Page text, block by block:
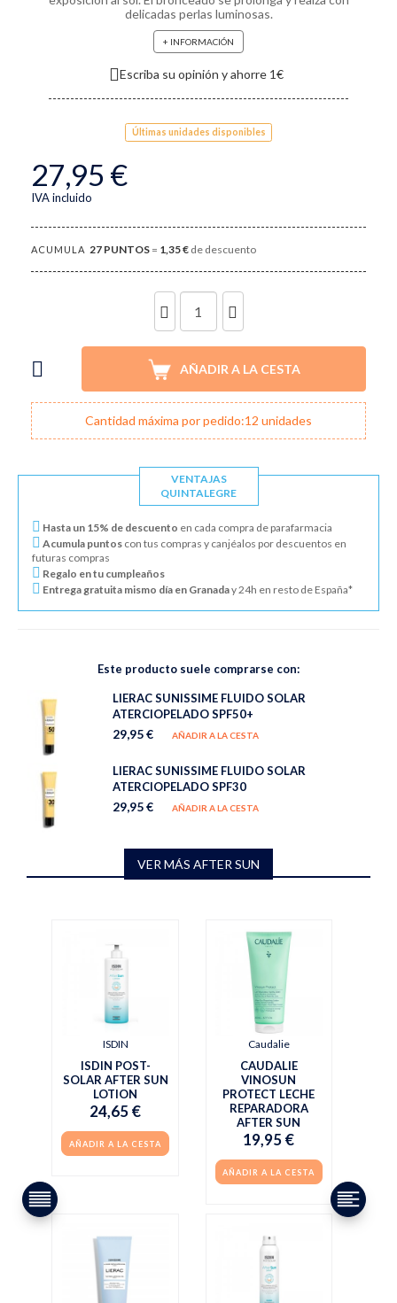
delicadas perlas luminosas.
+ INFORMACIÓN
Escriba su opinión y ahorre 1€
Últimas unidades disponibles
27,95 €
IVA incluido
ACUMULA 27 PUNTOS = 1,35 € de descuento
UNIDADES
AÑADIR A LA CESTA
Cantidad máxima por pedido:12 unidades
VENTAJAS
QUINTALEGRE
Hasta un 15% de descuento en cada compra de parafarmacia
Acumula puntos con tus compras y canjéalos por descuentos en
futuras compras
Regalo en tu cumpleaños
Entrega gratuita mismo día en Granaday 24h en resto de España*
Este producto suele comprarse con:
LIERAC SUNISSIME FLUIDO SOLAR
ATERCIOPELADO SPF50+
29,95 € AÑADIR A LA CESTA
LIERAC SUNISSIME FLUIDO SOLAR
ATERCIOPELADO SPF30
29,95 € AÑADIR A LA CESTA
VER MÁS AFTER SUN
ISDIN
ISDIN POST-
SOLAR AFTER SUN
LOTION
24,65 €
AÑADIR A LA CESTA
Caudalie
CAUDALIE
VINOSUN
PROTECT LECHE
REPARADORA
AFTER SUN
19,95 €
AÑADIR A LA CESTA